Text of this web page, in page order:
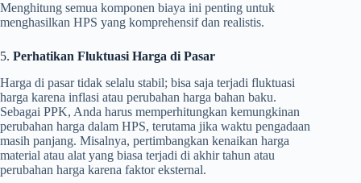
Menghitung semua komponen biaya ini penting untuk
menghasilkan HPS yang komprehensif dan realistis.
5. Perhatikan Fluktuasi Harga di Pasar
Harga di pasar tidak selalu stabil; bisa saja terjadi fluktuasi
harga karena inflasi atau perubahan harga bahan baku.
Sebagai PPK, Anda harus memperhitungkan kemungkinan
perubahan harga dalam HPS, terutama jika waktu pengadaan
masih panjang. Misalnya, pertimbangkan kenaikan harga
material atau alat yang biasa terjadi di akhir tahun atau
perubahan harga karena faktor eksternal.